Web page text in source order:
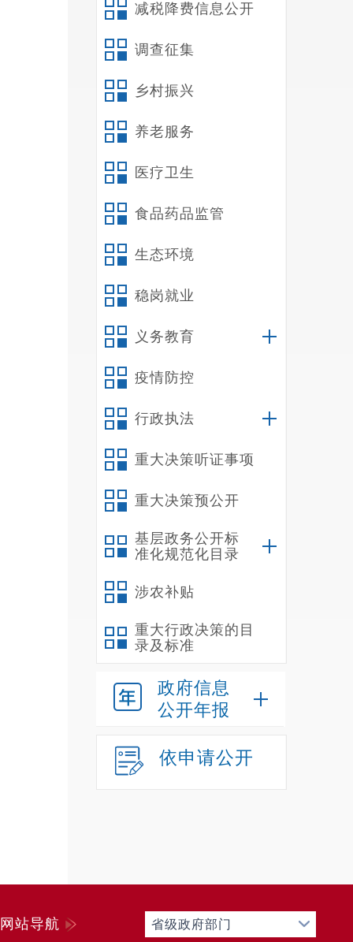
减税降费信息公开
调查征集
乡村振兴
养老服务
医疗卫生
食品药品监管
生态环境
稳岗就业
义务教育
疫情防控
行政执法
重大决策听证事项
重大决策预公开
基层政务公开标
准化规范化目录
涉农补贴
重大行政决策的目
录及标准
政府信息
公开年报
依申请公开
网站导航 省级政府部门